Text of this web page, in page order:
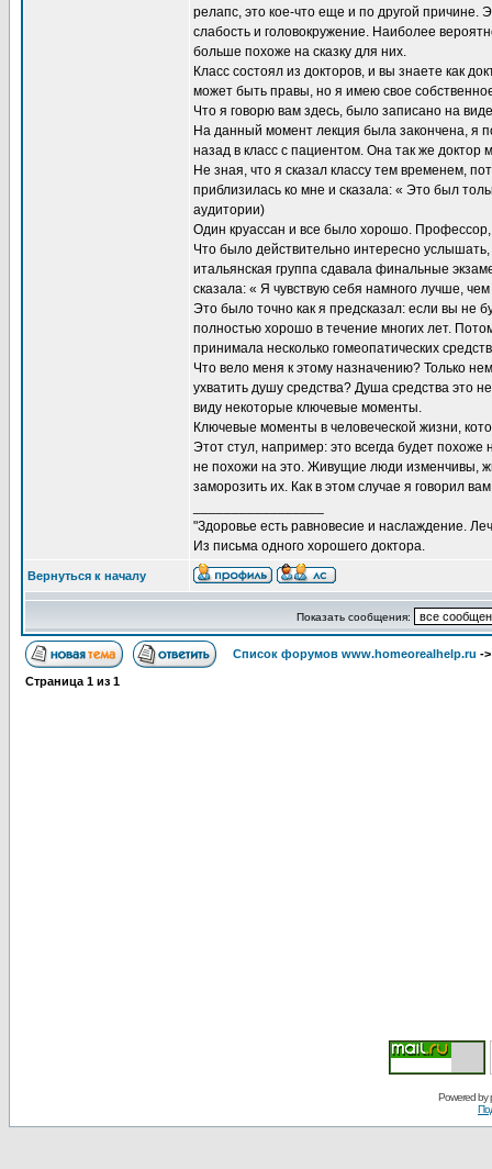
релапс, это кое-что еще и по другой причине.
слабость и головокружение. Наиболее
больше похоже на сказку для них.
Класс состоял из докторов, и вы знаете как
может быть правы, но я имею свое
Что я говорю вам здесь, было записано на
На данный момент лекция была закончена, я
назад в класс с пациентом. Она так же доктор
Не зная, что я сказал классу тем временем,
приблизилась ко мне и сказала: « Это был
аудитории)
Один круассан и все было хорошо.
Что было действительно интересно
итальянская группа сдавала финальные
сказала: « Я чувствую себя намного лучше,
Это было точно как я предсказал: если вы не
полностью хорошо в течение многих лет.
принимала несколько гомеопатических
Что вело меня к этому назначению? Только
ухватить душу средства? Душа средства это
виду некоторые ключевые моменты.
Ключевые моменты в человеческой жизни,
Этот стул, например: это всегда будет
не похожи на это. Живущие люди изменчивы,
заморозить их. Как в этом случае я говорил
"Здоровье есть равновесие и наслаждение.
Из письма одного хорошего доктора.
Вернуться к началу
Показать сообщения:
Список форумов www.homeorealhelp.ru -
Страница 1 из 1
Powered by